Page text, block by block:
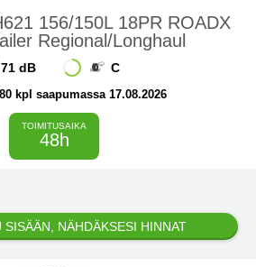
156/150L 18PR ROADX
Regional/Longhaul
71 dB
C
80 kpl saapumassa 17.08.2026
TOIMITUSAIKA
48h
SISÄÄN, NÄHDÄKSESI HINNAT